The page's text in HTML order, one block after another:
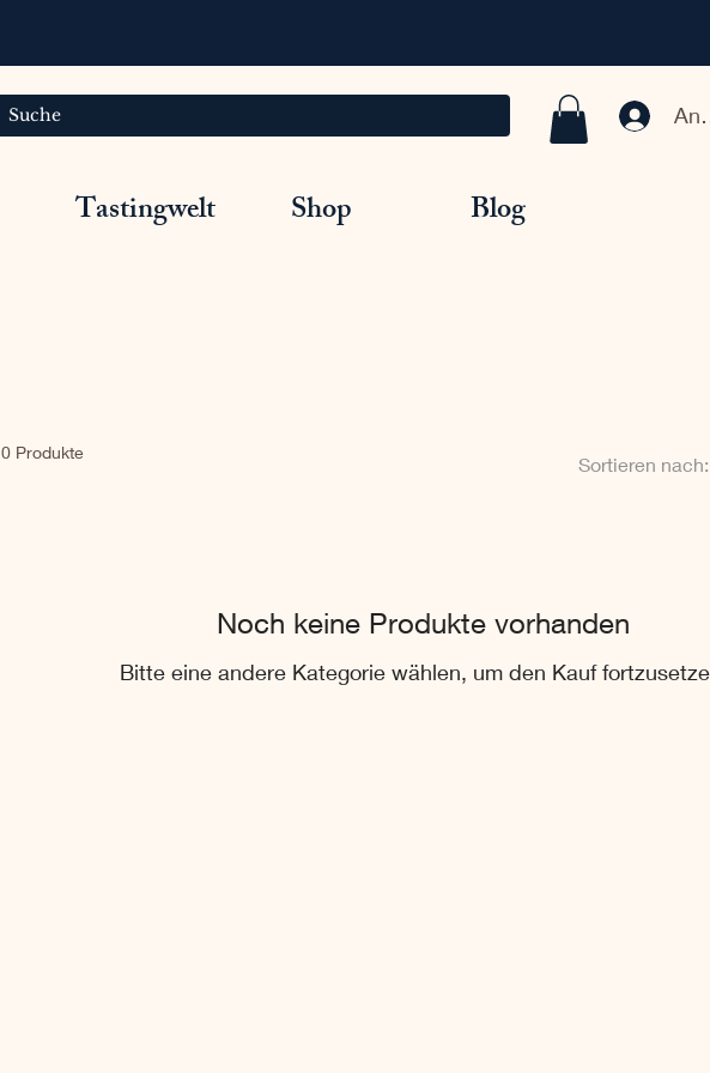
Tastingwelt Shop Blog
0 Produkte
Sortieren nach:
Noch keine Produkte vorhanden
Bitte eine andere Kategorie wählen, um den Kauf